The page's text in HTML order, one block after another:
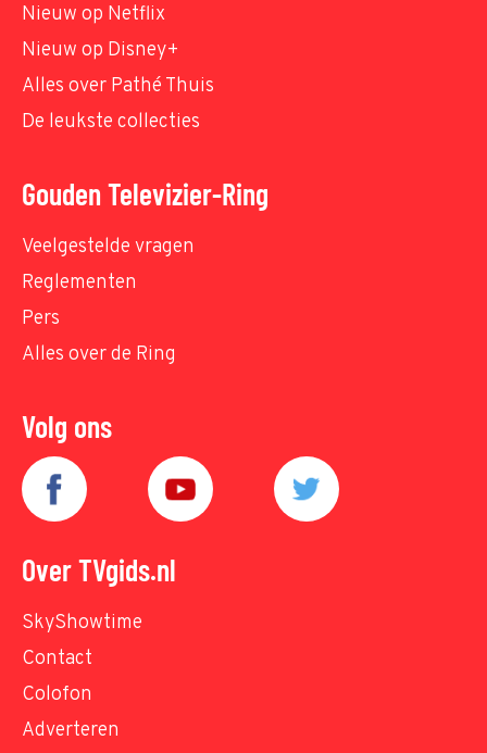
Nieuw op Netflix
Nieuw op Disney+
Alles over Pathé Thuis
De leukste collecties
Gouden Televizier-Ring
Veelgestelde vragen
Reglementen
Pers
Alles over de Ring
Volg ons
Over TVgids.nl
SkyShowtime
Contact
Colofon
Adverteren